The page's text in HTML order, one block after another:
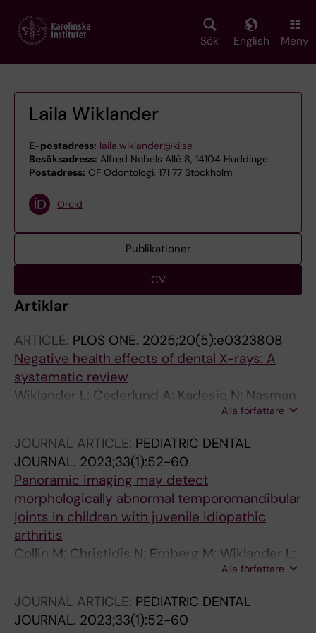
main
Sök English Meny
Laila Wiklander
E-postadress: laila.wiklander@ki.se
Besöksadress: Alfred Nobels Allé 8, 14104 Huddinge
Postadress: OF Odontologi, 171 77 Stockholm
Orcid
Publikationer
CV
Artiklar
ARTICLE: PLOS ONE. 2025;20(5):e0323808
Negative health effects of dental X-rays: A
systematic review
Wiklander L; Cederlund A; Kadesjo N; Nasman
Alla författare
JOURNAL ARTICLE: PEDIATRIC DENTAL
JOURNAL. 2023;33(1):52-60
Panoramic imaging may detect
morphologically abnormal temporomandibular
joints in children with juvenile idiopathic
arthritis
Collin M; Christidis N; Ernberg M; Wiklander L;
Arvidsson LZ; Larheim TA; Hedenberg-Alla författare
JOURNAL ARTICLE: PEDIATRIC DENTAL
JOURNAL. 2023;33(1):52-60